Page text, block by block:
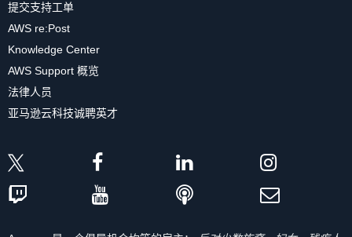
提交支持工单
AWS re:Post
Knowledge Center
AWS Support 概览
法律人员
亚马逊云科技诚聘英才